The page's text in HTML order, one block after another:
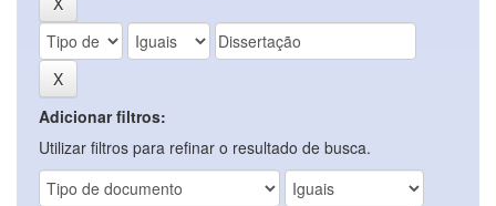
Adicionar filtros:
Utilizar filtros para refinar o resultado de busca.